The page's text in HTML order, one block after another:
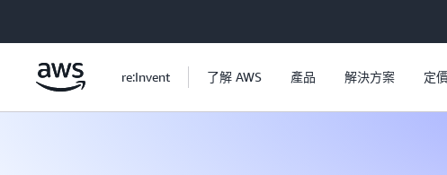
re:Invent 了解 AWS 產品 解決方案 定